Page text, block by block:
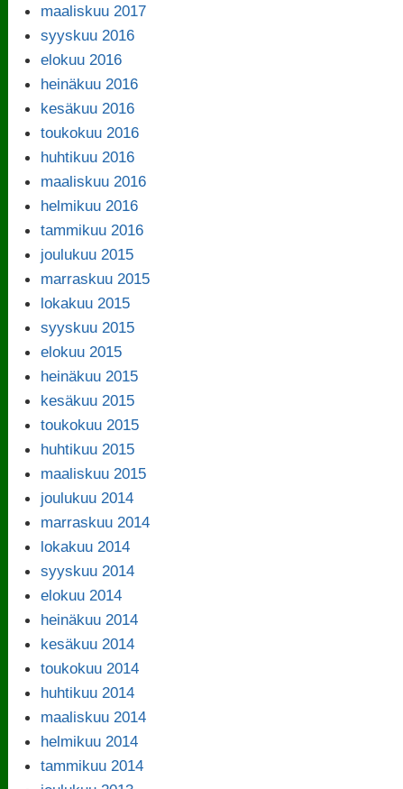
maaliskuu 2017
syyskuu 2016
elokuu 2016
heinäkuu 2016
kesäkuu 2016
toukokuu 2016
huhtikuu 2016
maaliskuu 2016
helmikuu 2016
tammikuu 2016
joulukuu 2015
marraskuu 2015
lokakuu 2015
syyskuu 2015
elokuu 2015
heinäkuu 2015
kesäkuu 2015
toukokuu 2015
huhtikuu 2015
maaliskuu 2015
joulukuu 2014
marraskuu 2014
lokakuu 2014
syyskuu 2014
elokuu 2014
heinäkuu 2014
kesäkuu 2014
toukokuu 2014
huhtikuu 2014
maaliskuu 2014
helmikuu 2014
tammikuu 2014